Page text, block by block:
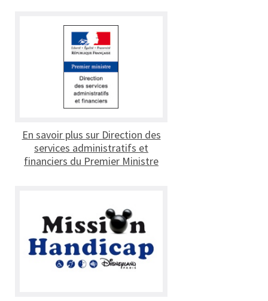
En savoir plus sur Direction des
services administratifs et
financiers du Premier Ministre